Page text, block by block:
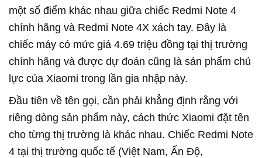
một số điểm khác nhau giữa chiếc Redmi Note 4
chính hãng và Redmi Note 4X xách tay. Đây là
chiếc máy có mức giá 4.69 triệu đồng tại thị trường
chính hãng và được dự đoán cũng là sản phẩm chủ
lực của Xiaomi trong lần gia nhập này.
Đầu tiên về tên gọi, cần phải khẳng định rằng với
riêng dòng sản phẩm này, cách thức Xiaomi đặt tên
cho từng thị trường là khác nhau. Chiếc Redmi Note
4 tại thị trường quốc tế (Việt Nam, Ấn Độ,